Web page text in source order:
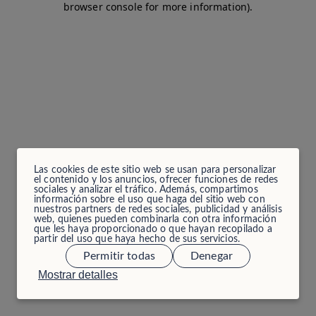
Las cookies de este sitio web se usan para personalizar
el contenido y los anuncios, ofrecer funciones de redes
sociales y analizar el tráfico. Además, compartimos
información sobre el uso que haga del sitio web con
nuestros partners de redes sociales, publicidad y análisis
web, quienes pueden combinarla con otra información
que les haya proporcionado o que hayan recopilado a
partir del uso que haya hecho de sus servicios.
Mostrar detalles
Permitir todas Denegar
browser console for more information).